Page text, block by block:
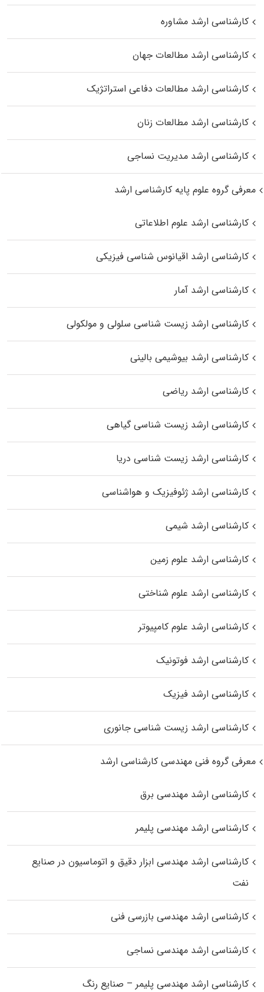
کارشناسی ارشد مشاوره
کارشناسی ارشد مطالعات جهان
کارشناسی ارشد مطالعات دفاعی استراتژیک
کارشناسی ارشد مطالعات زنان
کارشناسی ارشد مدیریت نساجی
معرفی گروه علوم پایه کارشناسی ارشد
کارشناسی ارشد علوم اطلاعاتی
کارشناسی ارشد اقیانوس‌ شناسی فیزیکی
کارشناسی ارشد آمار
کارشناسی ارشد زیست شناسی سلولی و مولکولی
کارشناسی ارشد بیوشیمی بالینی
کارشناسی ارشد ریاضی
کارشناسی ارشد زیست‌ شناسی گیاهی
کارشناسی ارشد زیست‌ شناسی دریا
کارشناسی ارشد ژئوفیزیک و هواشناسی
کارشناسی ارشد شیمی
کارشناسی ارشد علوم زمین
کارشناسی ارشد علوم شناختی
کارشناسی ارشد علوم کامپیوتر
کارشناسی ارشد فوتونیک
کارشناسی ارشد فیزیک
کارشناسی ارشد زیست‌ شناسی جانوری
معرفی گروه فنی مهندسی کارشناسی ارشد
کارشناسی ارشد مهندسی برق
کارشناسی ارشد مهندسی پلیمر
کارشناسی ارشد مهندسی ابزار دقیق و اتوماسیون در صنایع
نفت
کارشناسی ارشد مهندسی بازرسی فنی
کارشناسی ارشد مهندسی نساجی
کارشناسی ارشد مهندسی پلیمر – صنایع رنگ